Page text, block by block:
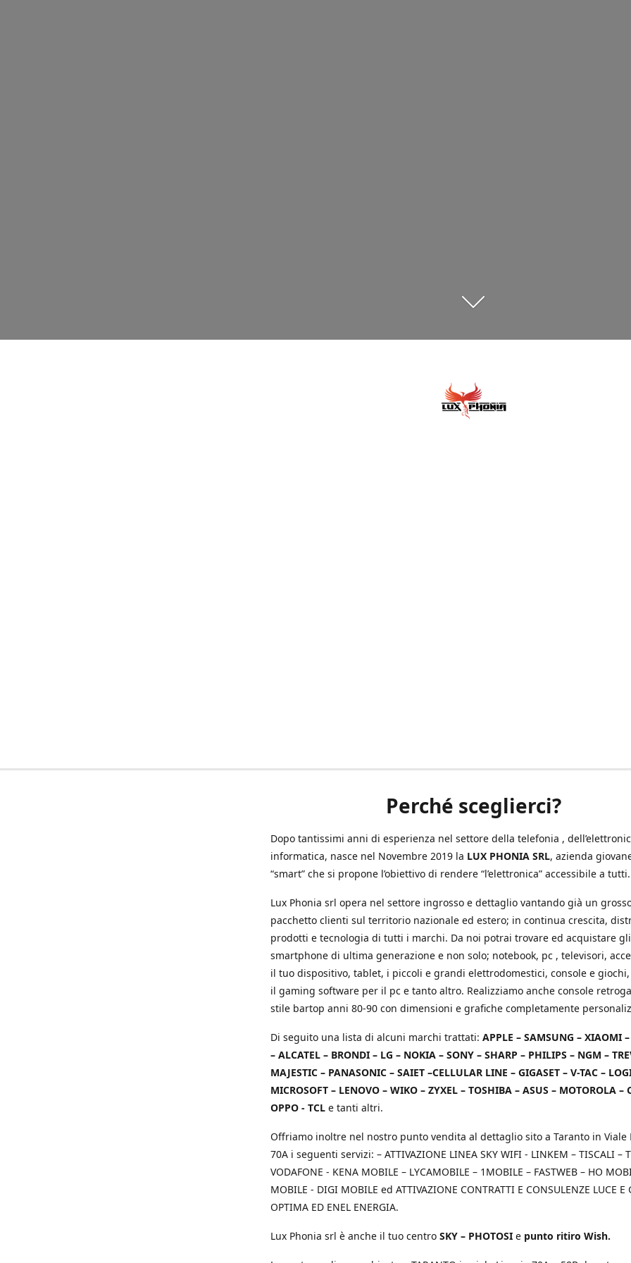
Perché sceglierci?
Dopo tantissimi anni di esperienza nel settore della telefonia ,
informatica, nasce nel Novembre 2019 la LUX PHONIA SRL, azienda
“smart” che si propone l’obiettivo di rendere “l’elettronica” accessibile a tutti.
Lux Phonia srl opera nel settore ingrosso e dettaglio vantando già un
pacchetto clienti sul territorio nazionale ed estero; in continua crescita,
prodotti e tecnologia di tutti i marchi. Da noi potrai trovare ed acquistare gli
smartphone di ultima generazione e non solo; notebook, pc , televisori,
il tuo dispositivo, tablet, i piccoli e grandi elettrodomestici, console e
il gaming software per il pc e tanto altro. Realizziamo anche console
stile bartop anni 80-90 con dimensioni e grafiche completamente
Di seguito una lista di alcuni marchi trattati: APPLE – SAMSUNG – XIAOMI
– ALCATEL – BRONDI – LG – NOKIA – SONY – SHARP – PHILIPS – NGM –
MAJESTIC – PANASONIC – SAIET –CELLULAR LINE – GIGASET – V-TAC –
MICROSOFT – LENOVO – WIKO – ZYXEL – TOSHIBA – ASUS – MOTOROLA –
OPPO - TCL e tanti altri.
Offriamo inoltre nel nostro punto vendita al dettaglio sito a Taranto in Viale
70A i seguenti servizi: – ATTIVAZIONE LINEA SKY WIFI - LINKEM – TISCALI –
VODAFONE - KENA MOBILE – LYCAMOBILE – 1MOBILE – FASTWEB – HO
MOBILE - DIGI MOBILE ed ATTIVAZIONE CONTRATTI E CONSULENZE LUCE E
OPTIMA ED ENEL ENERGIA.
Lux Phonia srl è anche il tuo centro SKY – PHOTOSI e punto ritiro Wish.